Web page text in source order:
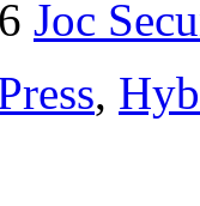
Joc
,